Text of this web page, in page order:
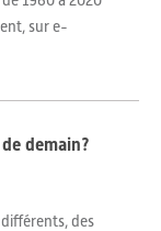
sur e-
demain?
des